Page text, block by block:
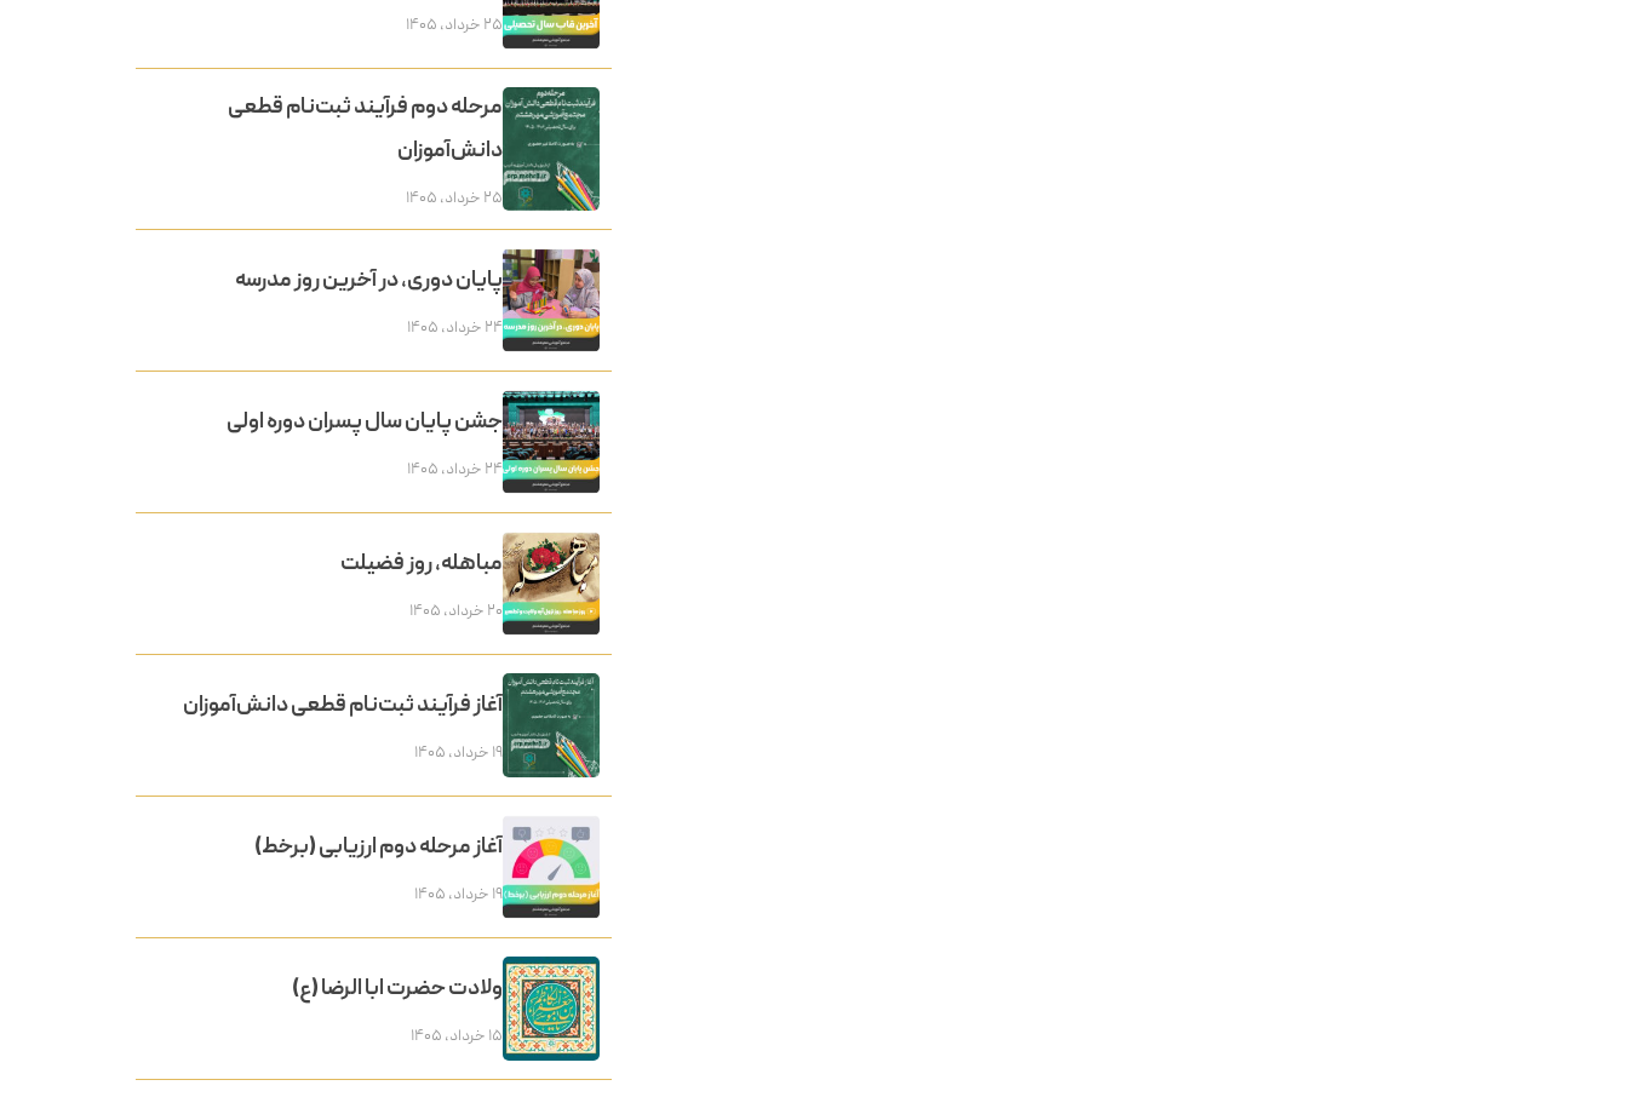
۲۵ خرداد, ۱۴۰۵
مرحله دوم فرآیند ثبت‌نام قطعی
دانش‌آموزان
۲۵ خرداد, ۱۴۰۵
پایان دوری، در آخرین روز مدرسه
۲۴ خرداد, ۱۴۰۵
جشن پایان سال پسران دوره اولی
۲۴ خرداد, ۱۴۰۵
مباهله، روز فضیلت
۲۰ خرداد, ۱۴۰۵
آغاز فرآیند ثبت‌نام قطعی دانش‌آموزان
۱۹ خرداد, ۱۴۰۵
آغاز مرحله دوم ارزیابی (برخط)
۱۹ خرداد, ۱۴۰۵
ولادت حضرت ابا الرضا (ع)
۱۵ خرداد, ۱۴۰۵